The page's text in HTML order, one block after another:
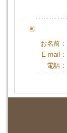
お名前：
E-mail：
電話：